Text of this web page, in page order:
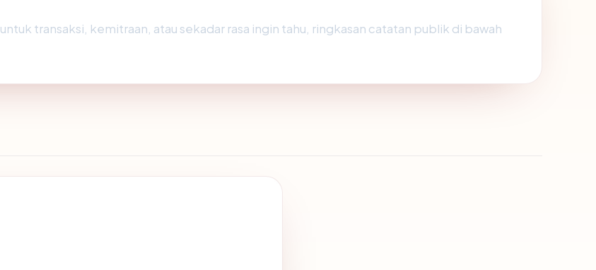
untuk transaksi, kemitraan, atau sekadar rasa ingin tahu, ringkasan catatan publik di bawah